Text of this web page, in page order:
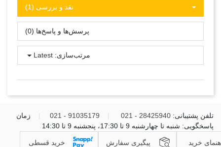
نقد و بررسی‌‌ (1)
پرسش‌ها و پاسخ‌ها (0)
مرتب‌سازی: Latest
تلفن پشتیبانی: 28425940 - 021
91035179 - 021
زمان
پاسخگویی: شنبه تا چهارشنبه 9 تا 17:30، پنجشنبه 9 تا 14:30
خرید پیگیری سفارش خرید قسطی